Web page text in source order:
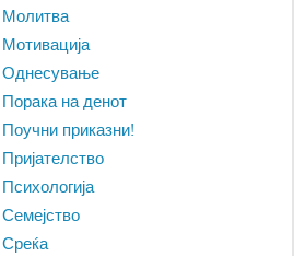
Молитва
Мотивација
Однесување
Порака на денот
Поучни приказни!
Пријателство
Психологија
Семејство
Среќа